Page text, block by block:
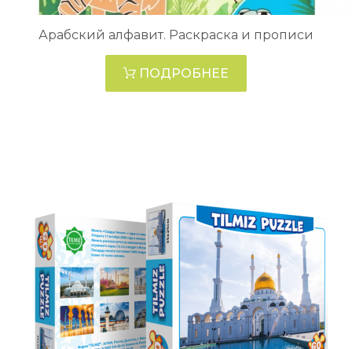
Арабский алфавит. Раскраска и прописи
ПОДРОБНЕЕ